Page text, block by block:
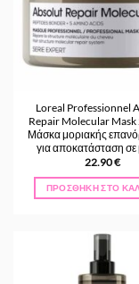
Loreal Professionnel
Repair Molecular Mask
Μάσκα μοριακής
για αποκατάσταση
22.90€
ΠΡΟΣΘΉΚΗ ΣΤΟ